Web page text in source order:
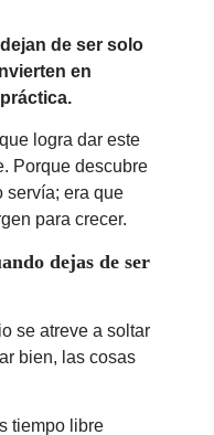
de ser solo
en
logra dar este
Porque descubre
servía; era que
para crecer.
dejas de ser
se atreve a soltar
bien, las cosas
tiempo libre